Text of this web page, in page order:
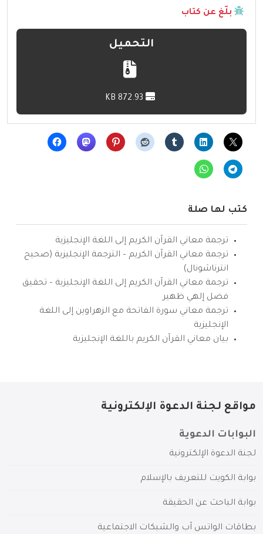
بلّغ عن كتاب
التحميل
كتب لها صلة
ترجمة معاني القرآن الكريم إلى اللغة الإنجليزية
ترجمة معاني القرآن الكريم – الترجمة الإنجليزية (صحيح
انترناشونال)
ترجمة معاني القرآن الكريم إلى اللغة الإنجليزية – تحقيق
فضل إلهي ظهير
ترجمة معاني سورة الفاتحة مع الزهراوين إلى اللغة
الإنجليزية
بيان معاني القرآن الكريم باللغة الإنجليزية
مواقع لجنة الدعوة الإلكترونية
البوابات الدعوية
لجنة الدعوة الإلكترونية
بوابة الكويت للتعريف بالإسلام
بوابة الباحث عن الحقيقة
بطاقات الواتس آب والشبكات الاجتماعية